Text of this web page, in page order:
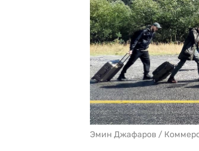
Эмин Джафаров /